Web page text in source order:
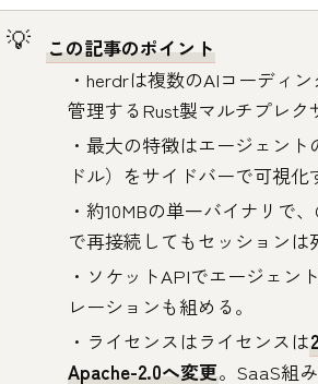
この記事のポイント
・herdrは複数のAIコーディ
管理するRust製マルチプレク
・最大の特徴はエージェン
ドル）をサイドバーで可視化
・約10MBの単一バイナリで
で再接続してもセッションは
・ソケットAPIでエージェン
レーションも組める。
・ライセンスはライセンスは
Apache-2.0へ変更。SaaS組